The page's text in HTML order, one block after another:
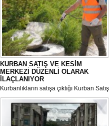
KURBAN SATIŞ VE KESİM
MERKEZİ DÜZENLİ OLARAK
İLAÇLANIYOR
Kurbanlıkların satışa çıktığı Kurban Satış
ve Kesim Merkezi, haşere ve
mikropların önüne geçilmesi amacıyla
her gün Gölbaşı Belediyesi ekipleri
tarafından düzenli olarak ilaçlanıyor.